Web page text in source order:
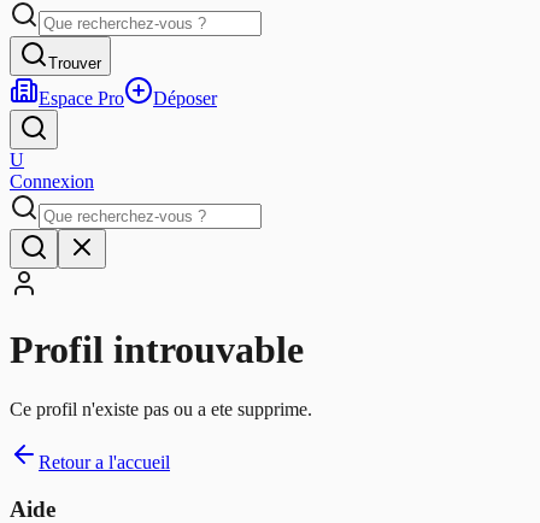
Trouver
Espace Pro Déposer
U
Connexion
Profil introuvable
Ce profil n'existe pas ou a ete supprime.
Retour a l'accueil
Aide